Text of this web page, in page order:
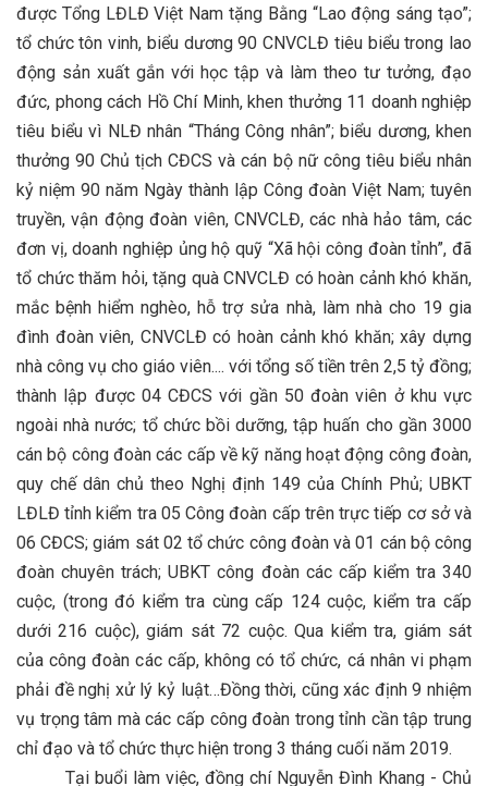
được Tổng LĐLĐ Việt Nam tặng Bằng “Lao động sáng tạo”;
tổ chức tôn vinh, biểu dương 90 CNVCLĐ tiêu biểu trong lao
động sản xuất gắn với học tập và làm theo tư tưởng, đạo
đức, phong cách Hồ Chí Minh, khen thưởng 11 doanh nghiệp
tiêu biểu vì NLĐ nhân “Tháng Công nhân”; biểu dương, khen
thưởng 90 Chủ tịch CĐCS và cán bộ nữ công tiêu biểu nhân
kỷ niệm 90 năm Ngày thành lập Công đoàn Việt Nam; tuyên
truyền, vận động đoàn viên, CNVCLĐ, các nhà hảo tâm, các
đơn vị, doanh nghiệp ủng hộ quỹ “Xã hội công đoàn tỉnh”, đã
tổ chức thăm hỏi, tặng quà CNVCLĐ có hoàn cảnh khó khăn,
mắc bệnh hiểm nghèo, hỗ trợ sửa nhà, làm nhà cho 19 gia
đình đoàn viên, CNVCLĐ có hoàn cảnh khó khăn; xây dựng
nhà công vụ cho giáo viên.... với tổng số tiền trên 2,5 tỷ đồng;
thành lập được 04 CĐCS với gần 50 đoàn viên ở khu vực
ngoài nhà nước; tổ chức bồi dưỡng, tập huấn cho gần 3000
cán bộ công đoàn các cấp về kỹ năng hoạt động công đoàn,
quy chế dân chủ theo Nghị định 149 của Chính Phủ; UBKT
LĐLĐ tỉnh kiểm tra 05 Công đoàn cấp trên trực tiếp cơ sở và
06 CĐCS; giám sát 02 tổ chức công đoàn và 01 cán bộ công
đoàn chuyên trách; UBKT công đoàn các cấp kiểm tra 340
cuộc, (trong đó kiểm tra cùng cấp 124 cuộc, kiểm tra cấp
dưới 216 cuộc), giám sát 72 cuộc. Qua kiểm tra, giám sát
của công đoàn các cấp, không có tổ chức, cá nhân vi phạm
phải đề nghị xử lý kỷ luật…Đồng thời, cũng xác định 9 nhiệm
vụ trọng tâm mà các cấp công đoàn trong tỉnh cần tập trung
chỉ đạo và tổ chức thực hiện trong 3 tháng cuối năm 2019.
Tại buổi làm việc, đồng chí Nguyễn Đình Khang - Chủ